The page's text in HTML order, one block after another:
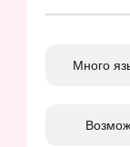
Много